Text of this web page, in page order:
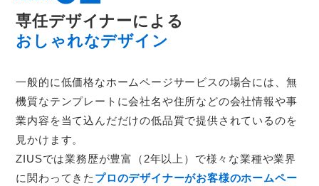
専任デザイナーによる
おしゃれなデザイン
一般的に低価格なホームページサービスの場合には、無
機質なテンプレートに会社名や住所などの会社情報や事
業内容を当て込んだだけの低品質で提供されているのを
見かけます。
ZIUSでは業務歴が豊富（2年以上）で様々な業種や業界
に関わってきた プロのデザイナーがお客様のホームペー